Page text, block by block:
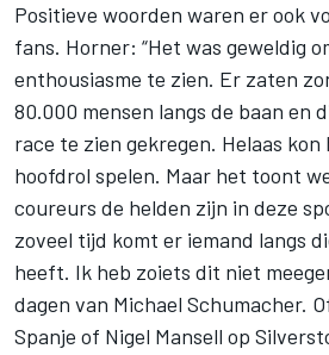
Positieve woorden waren er ook
fans. Horner: “Het was geweldig
enthousiasme te zien. Er zaten
80.000 mensen langs de baan en
race te zien gekregen. Helaas
hoofdrol spelen. Maar het toont
coureurs de helden zijn in deze
zoveel tijd komt er iemand langs
heeft. Ik heb zoiets dit niet
dagen van Michael Schumacher.
Spanje of Nigel Mansell op